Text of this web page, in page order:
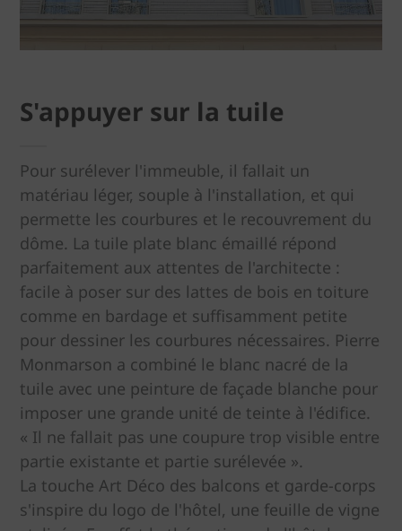
S'appuyer sur la tuile
Pour surélever l'immeuble, il fallait un
matériau léger, souple à l'installation, et qui
permette les courbures et le recouvrement du
dôme. La tuile plate blanc émaillé répond
parfaitement aux attentes de l'architecte :
facile à poser sur des lattes de bois en toiture
comme en bardage et suffisamment petite
pour dessiner les courbures nécessaires. Pierre
Monmarson a combiné le blanc nacré de la
tuile avec une peinture de façade blanche pour
imposer une grande unité de teinte à l'édifice.
« Il ne fallait pas une coupure trop visible entre
partie existante et partie surélevée ».
La touche Art Déco des balcons et garde-corps
s'inspire du logo de l'hôtel, une feuille de vigne